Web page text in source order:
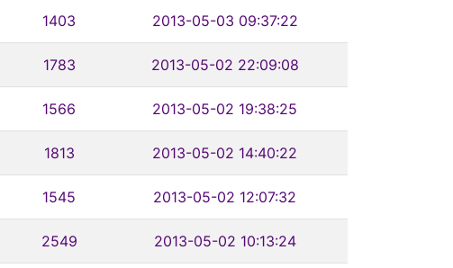
1403 2013-05-03 09:37:22
1783 2013-05-02 22:09:08
1566 2013-05-02 19:38:25
1813 2013-05-02 14:40:22
1545 2013-05-02 12:07:32
2549 2013-05-02 10:13:24